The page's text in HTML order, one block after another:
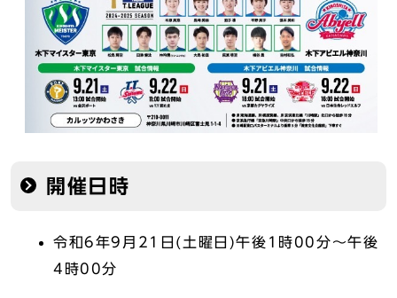
開催日時
令和6年9月21日(土曜日)午後1時00分～午後
4時00分